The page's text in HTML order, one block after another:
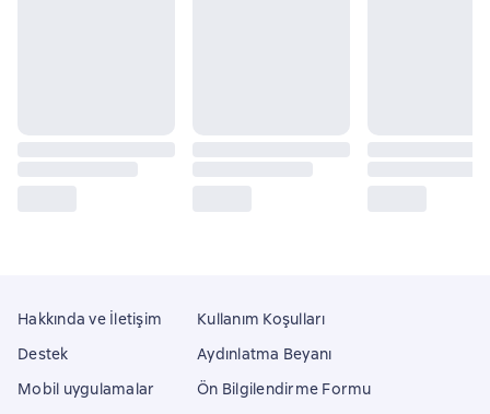
Hakkında ve İletişim
Destek
Mobil uygulamalar
Kullanım Koşulları
Aydınlatma Beyanı
Ön Bilgilendirme Formu